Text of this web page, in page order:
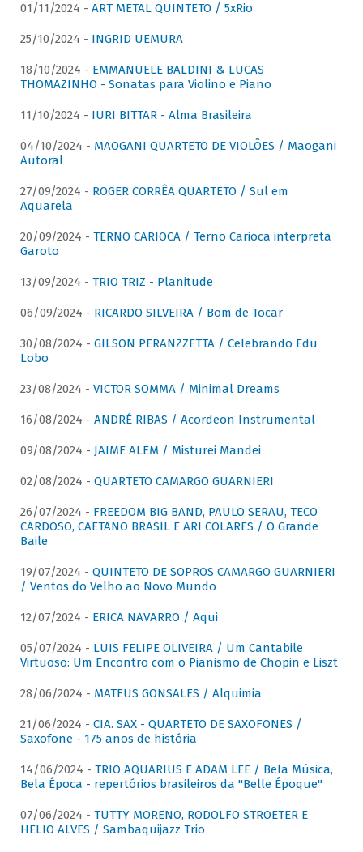
01/11/2024 - ART METAL QUINTETO / 5xRio
25/10/2024 - INGRID UEMURA
18/10/2024 - EMMANUELE BALDINI & LUCAS
THOMAZINHO - Sonatas para Violino e Piano
11/10/2024 - IURI BITTAR - Alma Brasileira
04/10/2024 - MAOGANI QUARTETO DE VIOLÕES / Maogani
Autoral
27/09/2024 - ROGER CORRÊA QUARTETO / Sul em
Aquarela
20/09/2024 - TERNO CARIOCA / Terno Carioca interpreta
Garoto
13/09/2024 - TRIO TRIZ - Planitude
06/09/2024 - RICARDO SILVEIRA / Bom de Tocar
30/08/2024 - GILSON PERANZZETTA / Celebrando Edu
Lobo
23/08/2024 - VICTOR SOMMA / Minimal Dreams
16/08/2024 - ANDRÉ RIBAS / Acordeon Instrumental
09/08/2024 - JAIME ALEM / Misturei Mandei
02/08/2024 - QUARTETO CAMARGO GUARNIERI
26/07/2024 - FREEDOM BIG BAND, PAULO SERAU, TECO
CARDOSO, CAETANO BRASIL E ARI COLARES / O Grande
Baile
19/07/2024 - QUINTETO DE SOPROS CAMARGO GUARNIERI
/ Ventos do Velho ao Novo Mundo
12/07/2024 - ERICA NAVARRO / Aqui
05/07/2024 - LUIS FELIPE OLIVEIRA / Um Cantabile
Virtuoso: Um Encontro com o Pianismo de Chopin e Liszt
28/06/2024 - MATEUS GONSALES / Alquimia
21/06/2024 - CIA. SAX - QUARTETO DE SAXOFONES /
Saxofone - 175 anos de história
14/06/2024 - TRIO AQUARIUS E ADAM LEE / Bela Música,
Bela Época - repertórios brasileiros da "Belle Époque"
07/06/2024 - TUTTY MORENO, RODOLFO STROETER E
HELIO ALVES / Sambaquijazz Trio